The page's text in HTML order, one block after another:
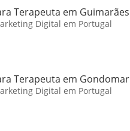
Terapeuta em Guimarães
Digital em Portugal
Terapeuta em Gondomar
Digital em Portugal